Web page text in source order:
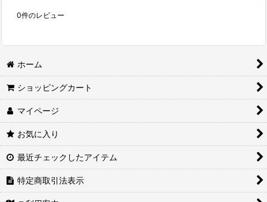
0件のレビュー
ホーム
ショッピングカート
マイページ
お気に入り
最近チェックしたアイテム
特定商取引法表示